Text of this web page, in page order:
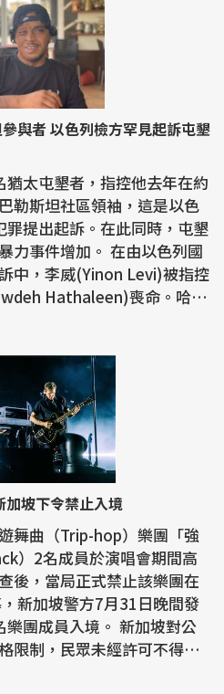
與者 以色列檢方罕見起訴屯墾
太屯墾者，指控他去年在約
勒斯坦社區領袖，這是以色
提出起訴。在此同時，屯墾
加。 在由以色列國
中，李威(Yinon Levi)被指控
Hathaleen)喪命。哈薩
加坡下令禁止入境
舞曲（Trip-hop）樂團「強
）2名成員於演唱會期間高
後，當局正式禁止該樂團在
入境。 新加坡對公
限制，民眾未經許可不得展